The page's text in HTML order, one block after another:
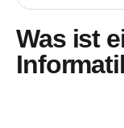
Was ist